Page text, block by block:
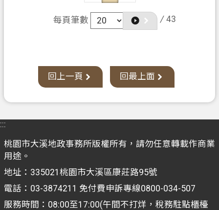
每頁筆數 / 43
回上一頁 回最上面
:::
桃園市大溪地政事務所版權所有，請勿任意轉載作商業
用途。
地址：335021桃園市大溪區康莊路95號
電話：03-3874211 免付費申訴專線0800-034-507
服務時間：08:00至17:00(午間不打烊，稅務駐點櫃檯